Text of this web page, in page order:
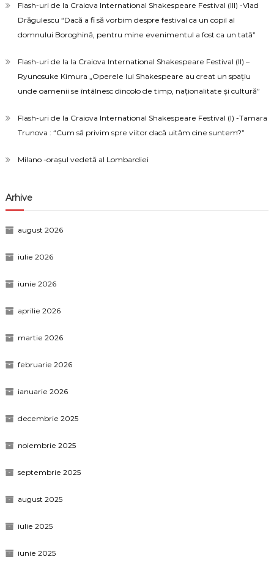
Flash-uri de la Craiova International Shakespeare Festival (III) -Vlad
Drăgulescu “Dacă a fi să vorbim despre festival ca un copil al
domnului Boroghină, pentru mine evenimentul a fost ca un tată”
Flash-uri de la la Craiova International Shakespeare Festival (II) –
Ryunosuke Kimura „Operele lui Shakespeare au creat un spațiu
unde oamenii se întâlnesc dincolo de timp, naționalitate și cultură”
Flash-uri de la Craiova International Shakespeare Festival (I) -Tamara
Trunova : “Cum să privim spre viitor dacă uităm cine suntem?”
Milano -orașul vedetă al Lombardiei
Arhive
august 2026
iulie 2026
iunie 2026
aprilie 2026
martie 2026
februarie 2026
ianuarie 2026
decembrie 2025
noiembrie 2025
septembrie 2025
august 2025
iulie 2025
iunie 2025